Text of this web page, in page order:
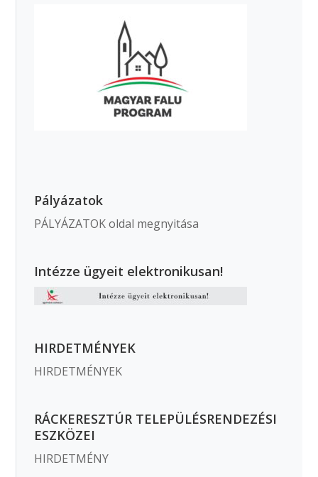
Pályázatok
PÁLYÁZATOK oldal megnyitása
Intézze ügyeit elektronikusan!
HIRDETMÉNYEK
HIRDETMÉNYEK
RÁCKERESZTÚR TELEPÜLÉSRENDEZÉSI
ESZKÖZEI
HIRDETMÉNY